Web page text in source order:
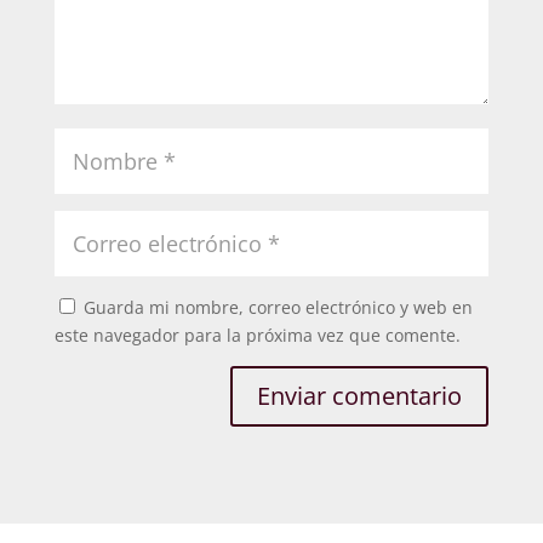
Guarda mi nombre, correo electrónico y web en
este navegador para la próxima vez que comente.
Enviar comentario